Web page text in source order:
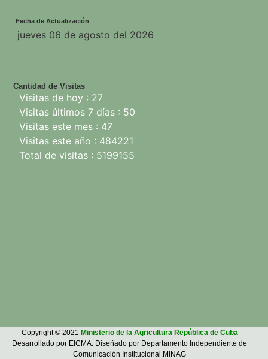
Fecha de Actualización
Cantidad de Visitas
Visitas de hoy : 27
Visitas últimos 7 días : 50
Visitas este mes : 47
Visitas este año : 484221
Total de visitas : 5199155
jueves 06 de agosto del 2026
Copyright © 2021 Ministerio de la Agricultura República de Cuba
Desarrollado por EICMA. Diseñado por Departamento Independiente de
Comunicación Institucional.MINAG